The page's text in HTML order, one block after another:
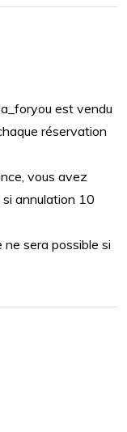
est vendu
réservation
vous avez
annulation 10
sera possible si